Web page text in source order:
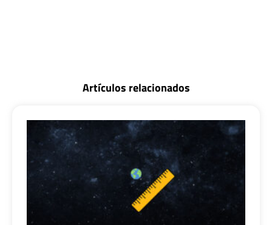
Artículos relacionados